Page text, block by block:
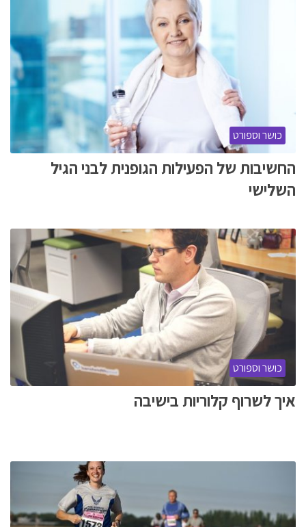
כושר וספורט
החשיבות של הפעילות הגופנית לבני הגיל
השלישי
כושר וספורט
איך לשרוף קלוריות בישיבה